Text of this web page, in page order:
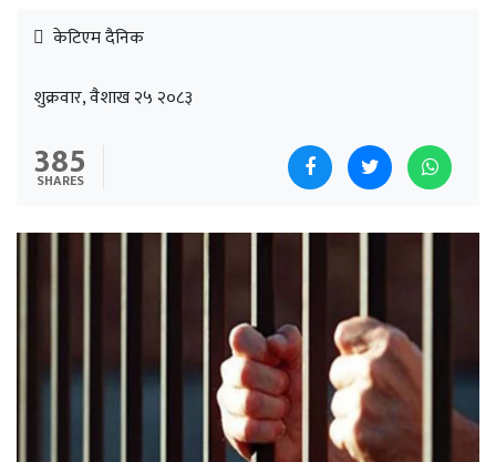
केटिएम दैनिक
शुक्रवार, वैशाख २५ २०८३
385
SHARES